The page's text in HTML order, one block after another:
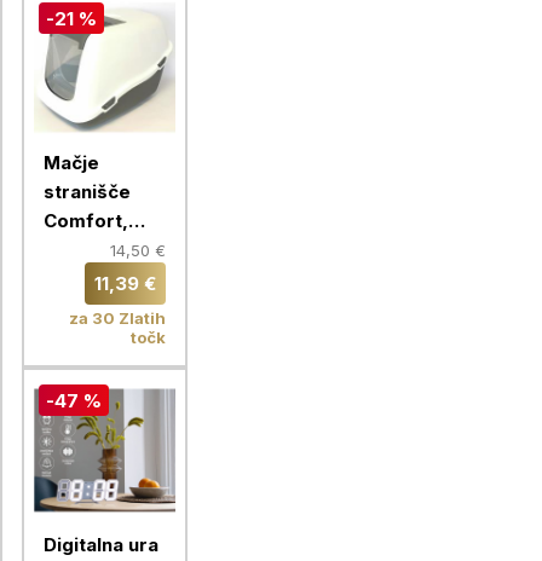
-21 %
Mačje
stranišče
Comfort,
siva/bela
14,50 €
11,39 €
za 30 Zlatih
točk
-47 %
Digitalna ura